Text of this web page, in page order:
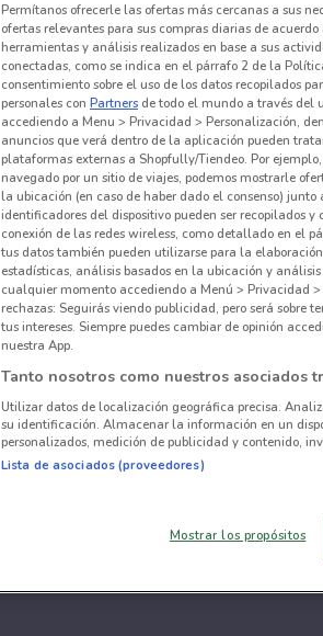
Permítanos ofrecerle las ofertas más cercanas a sus
ofertas relevantes para sus compras diarias de
herramientas y análisis realizados en base a sus
conectadas, como se indica en el párrafo 2 de la
consentimiento sobre el uso de los datos recopilados
personales con Partners de todo el mundo a través del
accediendo a Menu > Privacidad > Personalización,
anuncios que verá dentro de la aplicación pueden
plataformas externas a Shopfully/Tiendeo. Por
navegado por un sitio de viajes, podemos mostrarle
la ubicación (en caso de haber dado el consenso)
identificadores del dispositivo pueden ser recopilados
conexión de las redes wireless, como detallado en el
tus datos también pueden utilizarse para la
estadísticas, análisis basados en la ubicación y
cualquier momento accediendo a Menú > Privacidad
rechazas: Seguirás viendo publicidad, pero será sobre
tus intereses. Siempre puedes cambiar de opinión
nuestra App.
Tanto nosotros como nuestros asociados
Utilizar datos de localización geográfica precisa.
su identificación. Almacenar la información en un
personalizados, medición de publicidad y contenido,
Lista de asociados (proveedores)
Mostrar los propósitos